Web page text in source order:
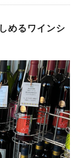
たとのこと。 そ
です。 地域と
のyosagenaさん。
流山店
がついて大繁盛！
満席になるほどの人
つまみ
を取り扱っています
番おつまみから、
。 (わさびキ
めるワインシ
ン#カレー#柏駅